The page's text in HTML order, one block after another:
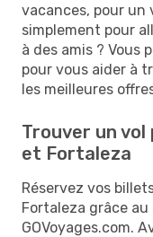
vacances, pour un
simplement pour
à des amis ? Vous
pour vous aider à
les meilleures
Trouver un
et Fortaleza
Réservez vos
Fortaleza grâce
GOVoyages.com.